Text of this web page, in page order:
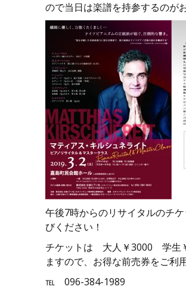
ので当日は楽譜を持参するのが
午後7時からのリサイタルのチ
びください！
チケットは 大人￥3000 学生
ますので、お得な前売券をご利
℡ 096-384-1989